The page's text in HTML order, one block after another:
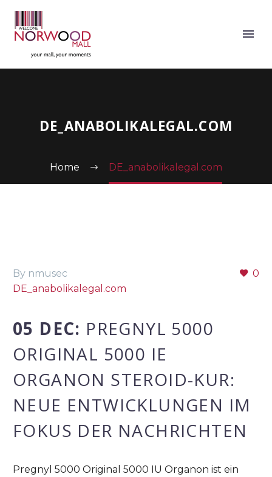
DE_ANABOLIKALEGAL.COM
Home DE_anabolikalegal.com
0
By nmusec
DE_anabolikalegal.com
05 DEC: PREGNYL 5000
ORIGINAL 5000 IE
ORGANON STEROID-KUR:
NEUE ENTWICKLUNGEN IM
FOKUS DER NACHRICHTEN
Pregnyl 5000 Original 5000 IU Organon ist ein